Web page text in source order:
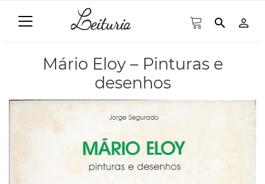
search person_outline
Mário Eloy – Pinturas e
desenhos